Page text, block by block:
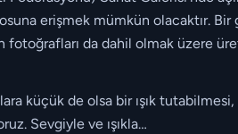
erişmek mümkün olacaktır. Bir
da dahil olmak üzere
küçük de olsa bir ışık
Sevgiyle ve ışıkla…